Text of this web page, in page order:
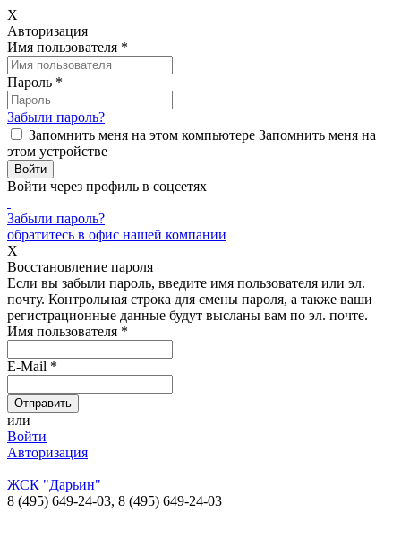
X
Авторизация
Имя пользователя *
Пароль *
Забыли пароль?
Запомнить меня на этом компьютере Запомнить меня на
этом устройстве
Войти через профиль в соцсетях
Забыли пароль?
обратитесь в офис нашей компании
X
Восстановление пароля
Если вы забыли пароль, введите имя пользователя или эл.
почту. Контрольная строка для смены пароля, а также ваши
регистрационные данные будут высланы вам по эл. почте.
Имя пользователя *
E-Mail *
или
Войти
Авторизация
ЖСК "Дарьин"
8 (495) 649-24-03, 8 (495) 649-24-03